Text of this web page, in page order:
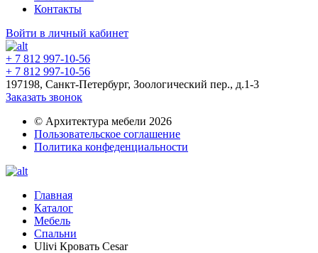
Контакты
Войти в личный кабинет
+ 7 812 997-10-56
+ 7 812 997-10-56
197198, Санкт-Петербург, Зоологический пер., д.1-3
Заказать звонок
© Архитектура мебели 2026
Пользовательское соглашение
Политика конфеденциальности
Главная
Каталог
Мебель
Спальни
Ulivi Кровать Cesar